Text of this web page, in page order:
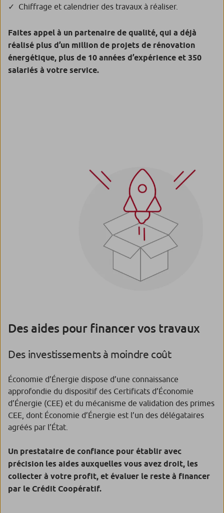
Chiffrage et calendrier des travaux à réaliser.
Faites appel à un partenaire de qualité, qui a déjà
réalisé plus d’un million de projets de rénovation
énergétique, plus de 10 années d’expérience et 350
salariés à votre service.
Des aides pour financer vos travaux
Des investissements à moindre coût
Économie d’Énergie dispose d’une connaissance
approfondie du dispositif des Certificats d’Économie
d’Énergie (CEE) et du mécanisme de validation des primes
CEE, dont Économie d’Énergie est l’un des délégataires
agréés par l’État.
Un prestataire de confiance pour établir avec
précision les aides auxquelles vous avez droit, les
collecter à votre profit, et évaluer le reste à financer
par le Crédit Coopératif.